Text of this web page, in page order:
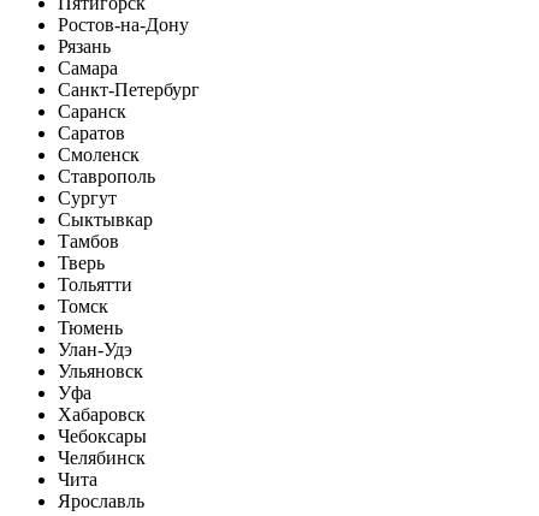
Ростов-на-Дону
Рязань
Самара
Санкт-Петербург
Саранск
Саратов
Смоленск
Ставрополь
Сургут
Сыктывкар
Тамбов
Тверь
Тольятти
Томск
Тюмень
Улан-Удэ
Ульяновск
Уфа
Хабаровск
Чебоксары
Челябинск
Чита
Ярославль